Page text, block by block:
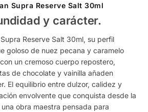
Supra Reserve Salt 30ml
y carácter.
Reserve Salt 30ml, su perfil
goloso de nuez pecana y caramelo
un cremoso cuerpo repostero,
de chocolate y vainilla añaden
El equilibrio entre dulzor, calidez y
envolvente que conquista desde la
obra maestra pensada para